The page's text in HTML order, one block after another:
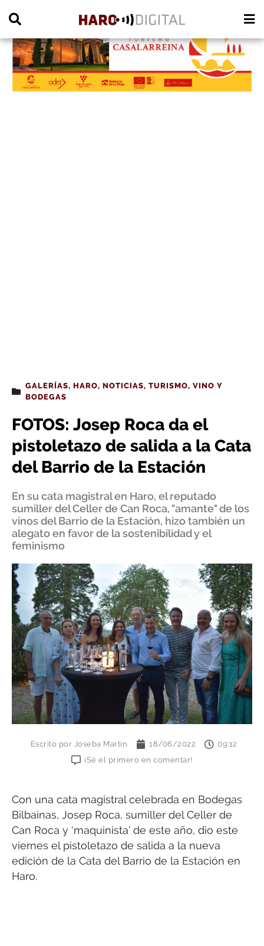
GALERÍAS, HARO, NOTICIAS, TURISMO, VINO Y
BODEGAS
FOTOS: Josep Roca da el
pistoletazo de salida a la Cata
del Barrio de la Estación
En su cata magistral en Haro, el reputado
sumiller del Celler de Can Roca, "amante" de los
vinos del Barrio de la Estación, hizo también un
alegato en favor de la sostenibilidad y el
feminismo
Escrito por Joseba Martín 18/06/2022
09:12
¡Sé el primero en comentar!
Con una cata magistral celebrada en Bodegas
Bilbaínas, Josep Roca, sumiller del Celler de
Can Roca y ‘maquinista’ de este año, dio este
viernes el pistoletazo de salida a la nueva
edición de la Cata del Barrio de la Estación en
Haro.